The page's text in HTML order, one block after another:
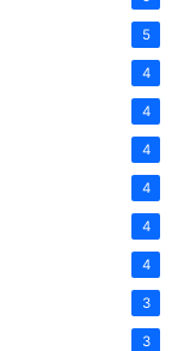
5
4
4
4
4
4
4
3
3